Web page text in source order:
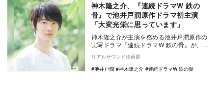
神木隆之介、『連続ドラマW 鉄の
骨』で池井戸潤原作ドラマ初主演
「大変光栄に思っています」
神木隆之介が主演を務める池井戸潤原作の
実写ドラマ『連続ドラマW 鉄の骨』が、
WOWOWプライムにて2020年4月より放送
されるこ…
リアルサウンド映画部
池井戸潤
神木隆之介 連続ドラマW 鉄の骨